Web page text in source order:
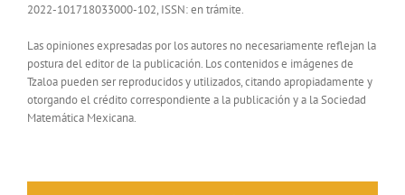
2022-101718033000-102, ISSN: en trámite.
Las opiniones expresadas por los autores no necesariamente reflejan la
postura del editor de la publicación. Los contenidos e imágenes de
Tzaloa pueden ser reproducidos y utilizados, citando apropiadamente y
otorgando el crédito correspondiente a la publicación y a la Sociedad
Matemática Mexicana.